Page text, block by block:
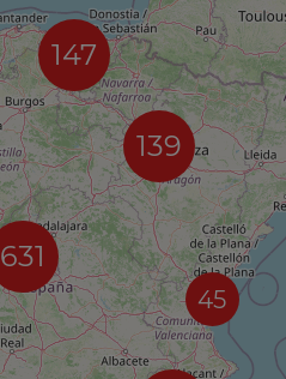
147
631
139
45